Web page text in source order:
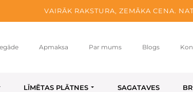
VAIRĀK RAKSTURA, ZEMĀKA CENA.
Apmaksa Par mums Blogs
LĪMĒTAS PLĀTNES SAGATAVES